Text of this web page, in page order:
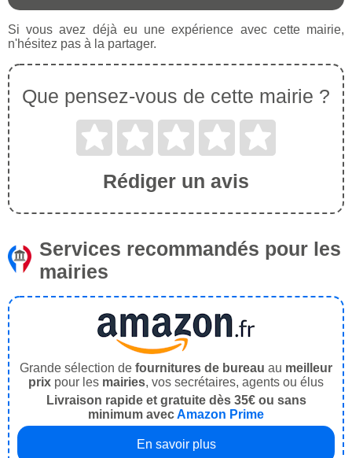
Si vous avez déjà eu une expérience avec cette mairie,
n'hésitez pas à la partager.
Que pensez-vous de cette mairie ?
Rédiger un avis
Services recommandés pour les
mairies
Grande sélection de fournitures de bureau au meilleur
prix pour les mairies, vos secrétaires, agents ou élus
Livraison rapide et gratuite dès 35€ ou sans
minimum avecAmazon Prime
En savoir plus